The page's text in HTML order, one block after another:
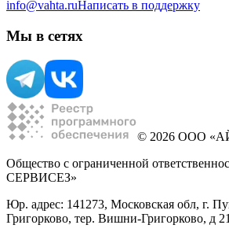
info@vahta.ruНаписать в поддержку
Мы в сетях
© 2026 ООО
Общество с ограниченной
СЕРВИСЕЗ»
Юр. адрес: 141273, Московская обл, г.
Григорково, тер. Вишни-Григорково, д 21